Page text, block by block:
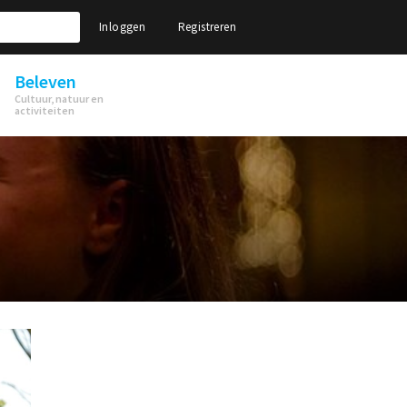
Inloggen Registreren
Beleven
Cultuur, natuur en
activiteiten